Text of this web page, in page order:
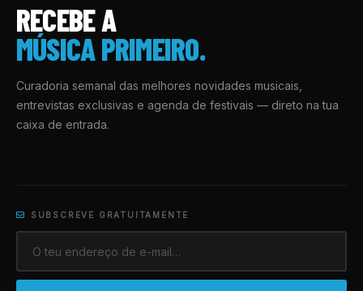
RECEBE A
MÚSICA PRIMEIRO.
Curadoria semanal das melhores novidades musicais,
entrevistas exclusivas e agenda de festivais — direto na tua
caixa de entrada.
SUBSCREVE GRATUITAMENTE